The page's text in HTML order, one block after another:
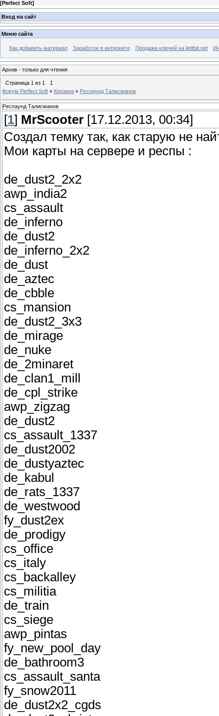
[Perfect Soft]
Вход на сайт
Меню сайта
Как добавить материал Заработок в интернете Продажа ключей на letitbit.net
Архив - только для чтения
Страница 1 из 1
1
Форум Perfect Soft » Корзина » Респаунд Талисманов
Респаунд Талисманов
[1] MrScooter [17.12.2013, 00:34]
Создал темку так, как старую не
Мои карты на сервере и респы :
de_dust2_2x2
awp_india2
cs_assault
de_inferno
de_dust2
de_inferno_2x2
de_dust
de_aztec
de_cbble
cs_mansion
de_dust2_3x3
de_mirage
de_nuke
de_2minaret
de_clan1_mill
de_cpl_strike
awp_zigzag
de_dust2
cs_assault_1337
de_dust2002
de_dustyaztec
de_kabul
de_rats_1337
de_westwood
fy_dust2ex
de_prodigy
cs_office
cs_italy
cs_backalley
cs_militia
de_train
cs_siege
awp_pintas
fy_new_pool_day
de_bathroom3
cs_assault_santa
fy_snow2011
de_dust2x2_cgds